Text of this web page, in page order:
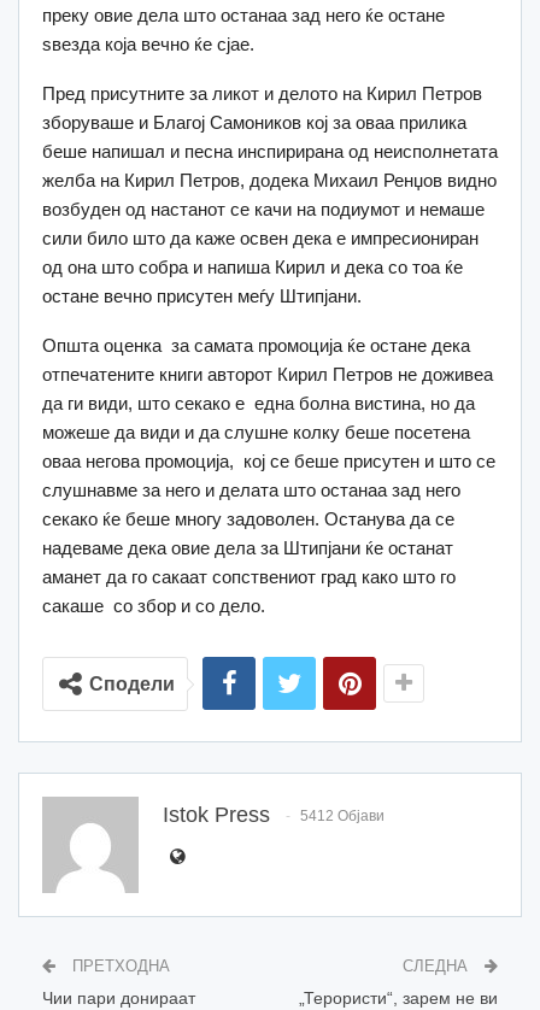
преку овие дела што останаа зад него ќе остане
ѕвезда која вечно ќе сјае.
Пред присутните за ликот и делото на Кирил Петров
зборуваше и Благој Самоников кој за оваа прилика
беше напишал и песна инспирирана од неисполнетата
желба на Кирил Петров, додека Михаил Ренџов видно
возбуден од настанот се качи на подиумот и немаше
сили било што да каже освен дека е импресиониран
од она што собра и напиша Кирил и дека со тоа ќе
остане вечно присутен меѓу Штипјани.
Општа оценка за самата промоција ќе остане дека
отпечатените книги авторот Кирил Петров не доживеа
да ги види, што секако е една болна вистина, но да
можеше да види и да слушне колку беше посетена
оваа негова промоција, кој се беше присутен и што се
слушнавме за него и делата што останаа зад него
секако ќе беше многу задоволен. Останува да се
надеваме дека овие дела за Штипјани ќе останат
аманет да го сакаат сопствениот град како што го
сакаше со збор и со дело.
Сподели
Istok Press 5412 Објави
ПРЕТХОДНА
Чии пари донираат
СЛЕДНА
„Терористи“, зарем не ви